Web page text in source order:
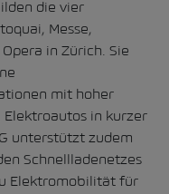
dievier
Messe,
in Zürich. Sie
mit hoher
in kurzer
unterstützt zudem
Schnellladenetzes
Elektromobilität für